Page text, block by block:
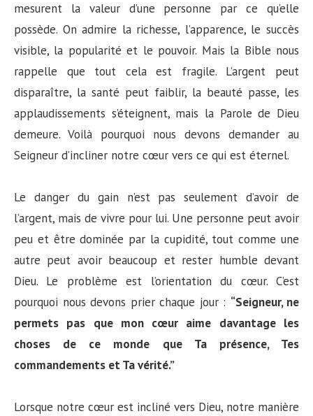
mesurent la valeur d’une personne par ce qu’elle
possède. On admire la richesse, l’apparence, le succès
visible, la popularité et le pouvoir. Mais la Bible nous
rappelle que tout cela est fragile. L’argent peut
disparaître, la santé peut faiblir, la beauté passe, les
applaudissements s’éteignent, mais la Parole de Dieu
demeure. Voilà pourquoi nous devons demander au
Seigneur d’incliner notre cœur vers ce qui est éternel.
Le danger du gain n’est pas seulement d’avoir de
l’argent, mais de vivre pour lui. Une personne peut avoir
peu et être dominée par la cupidité, tout comme une
autre peut avoir beaucoup et rester humble devant
Dieu. Le problème est l’orientation du cœur. C’est
pourquoi nous devons prier chaque jour : “Seigneur, ne
permets pas que mon cœur aime davantage les
choses de ce monde que Ta présence, Tes
commandements et Ta vérité.”
Lorsque notre cœur est incliné vers Dieu, notre manière